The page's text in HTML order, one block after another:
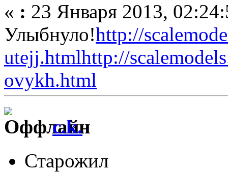
« : 23 Января 2013,
Улыбнуло!http://
utejj.htmlhttp://
ovykh.html
c.k.
Старожил